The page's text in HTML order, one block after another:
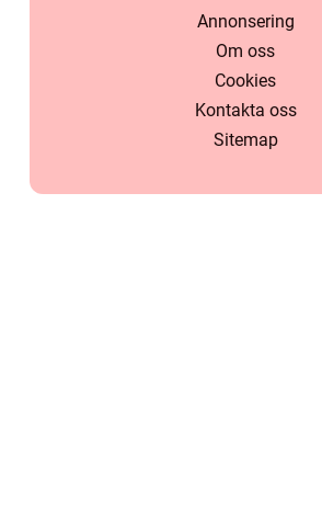
Annonsering
Om oss
Cookies
Kontakta oss
Sitemap